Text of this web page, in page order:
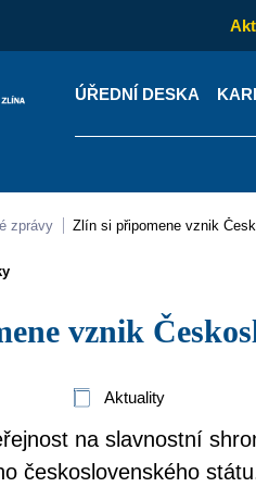
ÚŘEDNÍ DESKA
Úřední deska
zprávy Zlín si připomene vznik
vznik
Aktuality
na slavnostní
československého